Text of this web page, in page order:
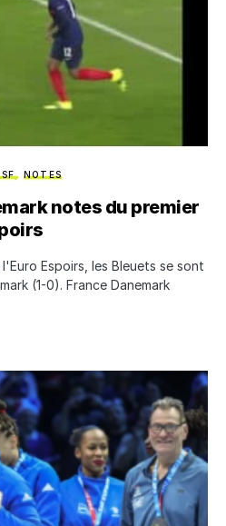
NOTES
notes du premier
Espoirs, les Bleuets se sont
(1-0). France Danemark